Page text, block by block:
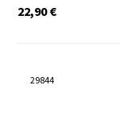
€
22,90
29844